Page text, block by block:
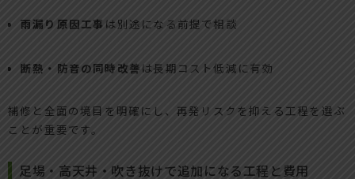
雨漏り原因工事 は別途になる前提で相談
断熱・防音の同時改善 は長期コスト低減に有効
補修と全面の境目を明確にし、再発リスクを抑える工程を選ぶ
ことが重要です。
足場・高天井・吹き抜けで追加になる工程と費用